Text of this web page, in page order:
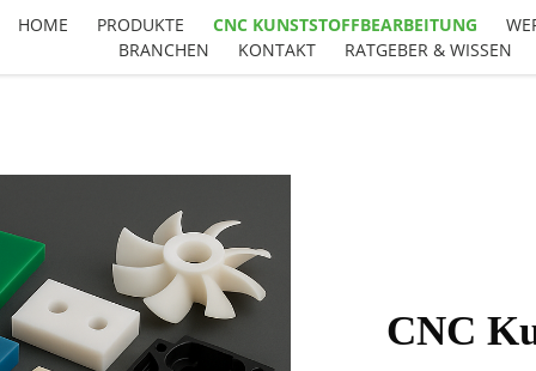
HOME PRODUKTE CNC KUNSTSTOFFBEARBEITUNG
BRANCHEN
KONTAKT RATGEBER & WISSEN
CNC